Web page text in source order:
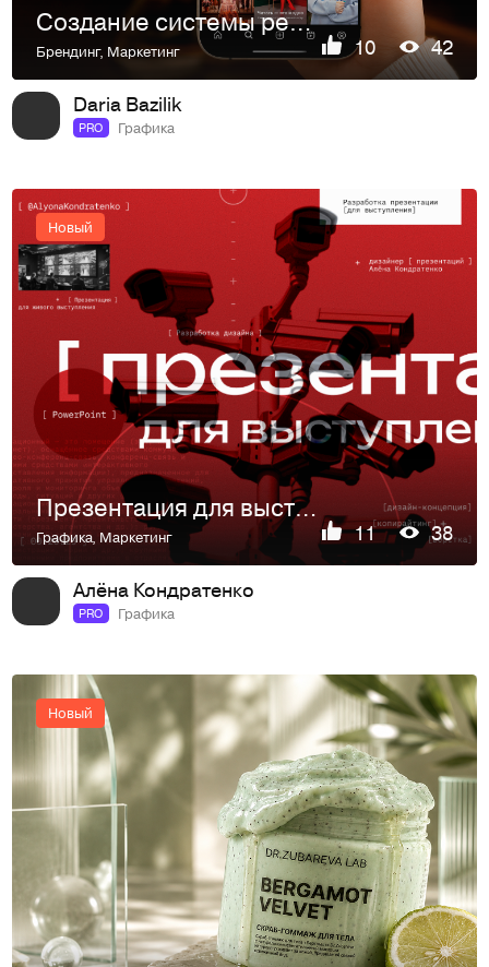
Создание системы редакционного дизайна для Bookvoed
Брендинг, Маркетинг 10 42
Daria Bazilik
PRO Графика
Новый
Презентация для выступления
Графика,Маркетинг 11 38
Алёна Кондратенко
PRO Графика
Новый